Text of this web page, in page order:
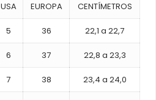
USA EUROPA CENTÍMETROS
5 36 22,1 a 22,7
6 37 22,8 a 23,3
7 38 23,4 a 24,0